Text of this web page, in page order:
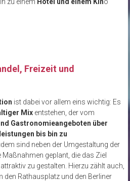
Freizeit und
ist dabei vor allem eins wichtig: Es
Mixentstehen, der vom
Gastronomieangeboten über
bis bin zu
sind neben der Umgestaltung der
geplant, die das Ziel
zu gestalten. Hierzu zählt auch,
den Rathausplatz und den Berliner